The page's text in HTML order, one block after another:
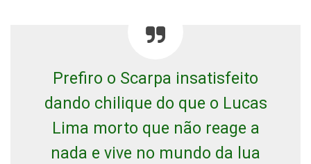
Prefiro o Scarpa insatisfeito
dando chilique do que o Lucas
Lima morto que não reage a
nada e vive no mundo da lua